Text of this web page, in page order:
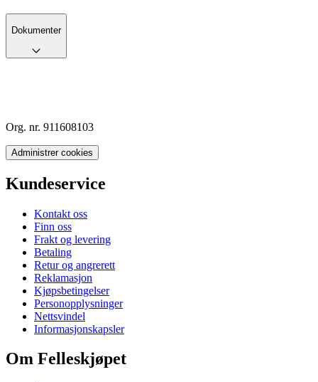
Dokumenter
Org. nr. 911608103
Administrer cookies
Kundeservice
Kontakt oss
Finn oss
Frakt og levering
Betaling
Retur og angrerett
Reklamasjon
Kjøpsbetingelser
Personopplysninger
Nettsvindel
Informasjonskapsler
Om Felleskjøpet